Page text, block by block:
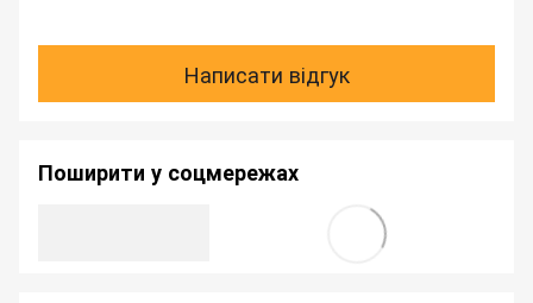
Написати відгук
Поширити у соцмережах